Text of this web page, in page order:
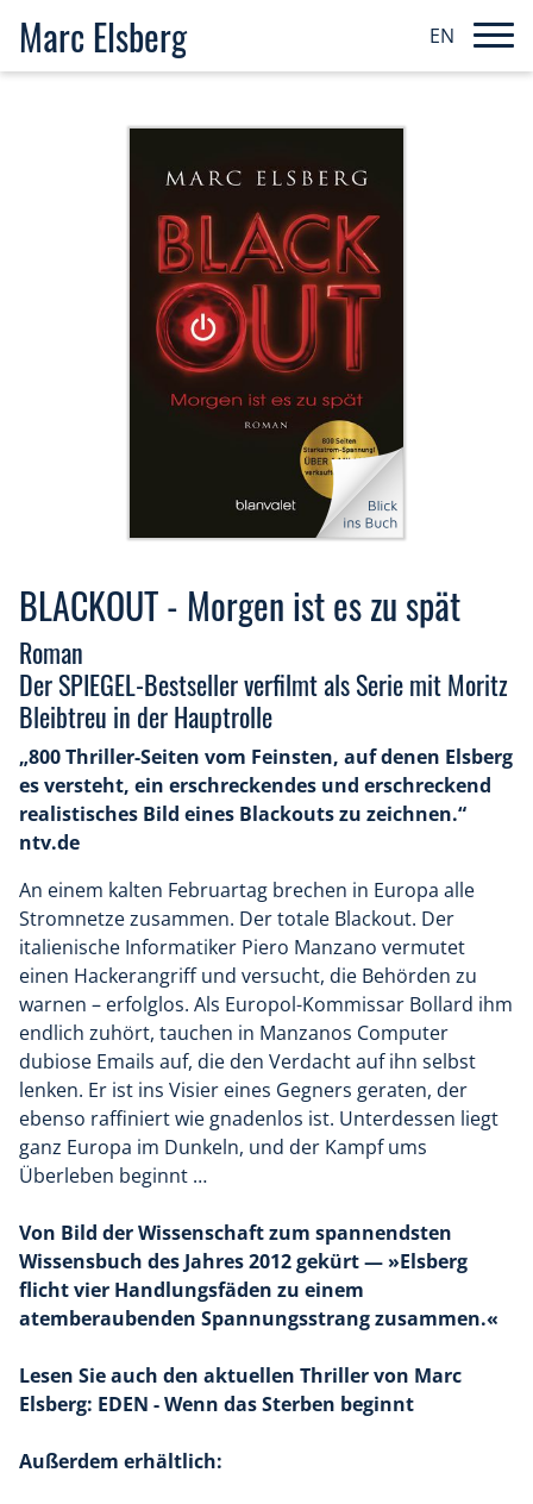
Marc Elsberg EN
BLACKOUT - Morgen ist es zu spät
Roman
Der SPIEGEL-Bestseller verfilmt als Serie mit Moritz
Bleibtreu in der Hauptrolle
„800 Thriller-Seiten vom Feinsten, auf denen Elsberg
es versteht, ein erschreckendes und erschreckend
realistisches Bild eines Blackouts zu zeichnen.“
ntv.de
An einem kalten Februartag brechen in Europa alle
Stromnetze zusammen. Der totale Blackout. Der
italienische Informatiker Piero Manzano vermutet
einen Hackerangriff und versucht, die Behörden zu
warnen – erfolglos. Als Europol-Kommissar Bollard ihm
endlich zuhört, tauchen in Manzanos Computer
dubiose Emails auf, die den Verdacht auf ihn selbst
lenken. Er ist ins Visier eines Gegners geraten, der
ebenso raffiniert wie gnadenlos ist. Unterdessen liegt
ganz Europa im Dunkeln, und der Kampf ums
Überleben beginnt …
Von Bild der Wissenschaft zum spannendsten
Wissensbuch des Jahres 2012 gekürt — »Elsberg
flicht vier Handlungsfäden zu einem
atemberaubenden Spannungsstrang zusammen.«
Lesen Sie auch den aktuellen Thriller von Marc
Elsberg: EDEN - Wenn das Sterben beginnt
Außerdem erhältlich: